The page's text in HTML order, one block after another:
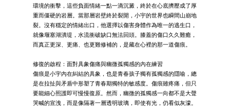
環境的衝擊，這些負面情緒一點一滴沉澱，終於在心底擠壓成了厚
重而僵硬的岩層。當那層岩壁終於裂開，小宇的世界也瞬間山崩地
裂。沒有穩定的情緒出口，他選擇以傷害身體作為唯一的逃生口，
就像堰塞湖潰堤，水流衝破缺口無法回頭。膝蓋的傷口久久難癒，
而真正更深、更痛、也更難修補的，是藏在心裡的那一道傷痕。
修復的啟程：面對具象傷痛與幽微孤獨感的內在練習
傷痕是小宇內在糾結的具象，也是青春孩子獨有孤獨感的隱喻，總
是在拉扯與矛盾中形塑了青春期獨特的敏感度。傷痕雖疼痛，但只
要能細心照護即可慢慢復原。然而，幽微的孤獨感一向都不是大聲
哭喊的宣洩，而是像隔著一層透明玻璃，即使有光，仍看似灰濛。